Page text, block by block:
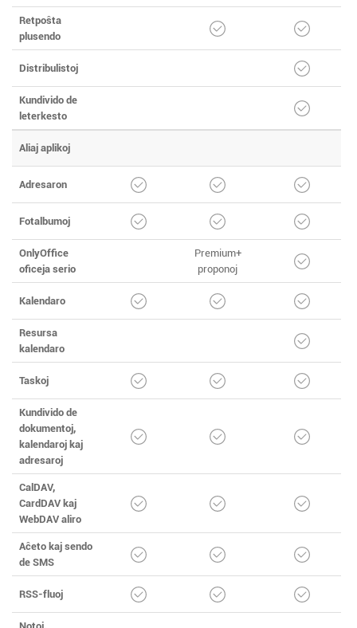
Retpoŝta
plusendo
Distribulistoj
Kundivido de
leterkesto
Aliaj aplikoj
Adresaron
Fotalbumoj
OnlyOffice
oficeja serio
Premium+
proponoj
Kalendaro
Resursa
kalendaro
Taskoj
Kundivido de
dokumentoj,
kalendaroj kaj
adresaroj
CalDAV,
CardDAV kaj
WebDAV aliro
Aĉeto kaj sendo
de SMS
RSS-fluoj